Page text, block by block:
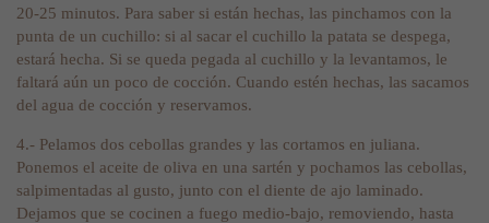
20-25 minutos. Para saber si están hechas, las pinchamos con la
punta de un cuchillo: si al sacar el cuchillo la patata se despega,
estará hecha. Si se queda pegada al cuchillo y la levantamos, le
faltará aún un poco de cocción. Cuando estén hechas, las sacamos
del agua de cocción y reservamos.
4.- Pelamos dos cebollas grandes y las cortamos en juliana.
Ponemos el aceite de oliva en una sartén y pochamos las cebollas,
salpimentadas al gusto, junto con el diente de ajo laminado.
Dejamos que se cocinen a fuego medio-bajo, removiendo, hasta